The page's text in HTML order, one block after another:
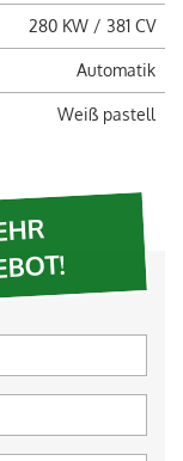
280 KW / 381 CV
Automatik
Weiß pastell